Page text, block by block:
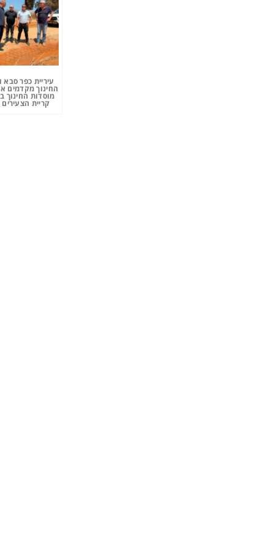
עיריית כפר
החינוך מקדמים
מוסדות החינוך
קריית